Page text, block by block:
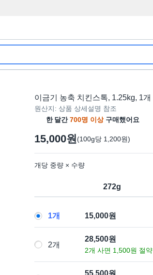
이금기 농축 치킨스톡, 1.25kg, 1개
원산지: 상품 상세설명 참조
한 달간700명 이상 구매했어요
15,000원(100g당 1,200원)
개당 중량 × 수량
272g
1개 15,000원
2개
28,500원
2개 사면 1,500원 절약
55,500원